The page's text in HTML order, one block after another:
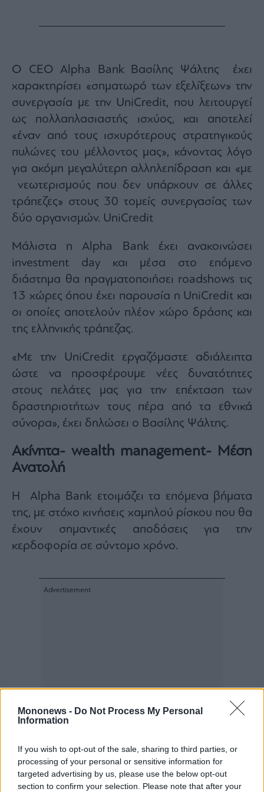
Mononews - Do Not Process My Personal
Information
If you wish to opt-out of the sale, sharing to third parties, or
processing of your personal or sensitive information for
targeted advertising by us, please use the below opt-out
section to confirm your selection. Please note that after your
Ο CEO Alpha Bank Βασίλης Ψάλτης έχει
χαρακτηρίσει «σηματωρό των εξελίξεων» την
συνεργασία με την UniCredit, που λειτουργεί
ως πολλαπλασιαστής ισχύος, και αποτελεί
«έναν από τους ισχυρότερους στρατηγικούς
πυλώνες του μέλλοντος μας», κάνοντας λόγο
για ακόμη μεγαλύτερη αλληλεπίδραση και «με
νεωτερισμούς που δεν υπάρχουν σε άλλες
τράπεζες» στους 30 τομείς συνεργασίας των
δύο οργανισμών. UniCredit
Μάλιστα η Alpha Bank έχει ανακοινώσει
investment day και μέσα στο επόμενο
διάστημα θα πραγματοποιήσει roadshows τις
13 χώρες όπου έχει παρουσία η UniCredit και
οι οποίες αποτελούν πλέον χώρο δράσης και
της ελληνικής τράπεζας.
«Με την UniCredit εργαζόμαστε αδιάλειπτα
ώστε να προσφέρουμε νέες δυνατότητες
στους πελάτες μας για την επέκταση των
δραστηριοτήτων τους πέρα από τα εθνικά
σύνορα», έχει δηλώσει ο Βασίλης Ψάλτης.
Ακίνητα- wealth management- Μέση
Ανατολή
Η Alpha Bank ετοιμάζει τα επόμενα βήματα
της, με στόχο κινήσεις χαμηλού ρίσκου που θα
έχουν σημαντικές αποδόσεις για την
κερδοφορία σε σύντομο χρόνο.